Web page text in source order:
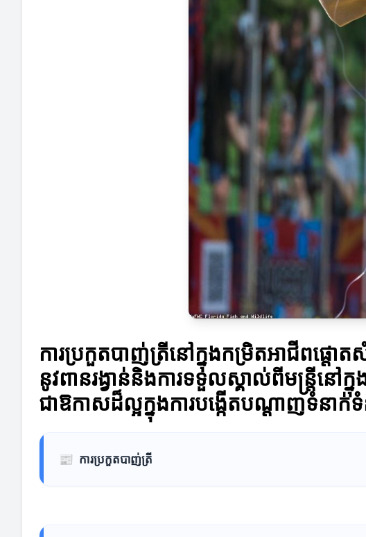
ការប្រកួតបាញ់ត្រីនៅក្នុងកម្រិតអាជីពផ្តោ
នូវពានរង្វាន់និងការទទួលស្គាល់ពីមន្រ្តីនៅ
ជាឱកាសដ៏ល្អក្នុងការបង្កើតបណ្ដាញទំន
📰 ការប្រកួតបាញ់ត្រី